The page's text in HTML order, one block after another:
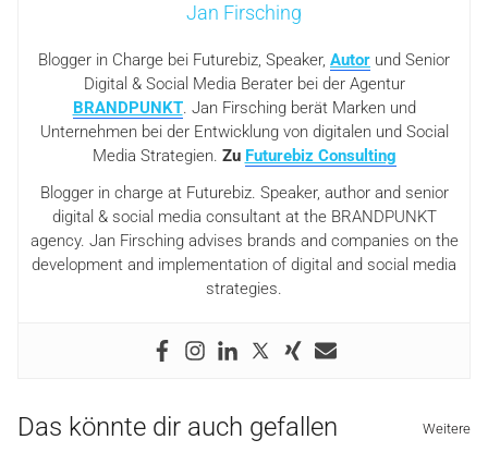
Jan Firsching
Blogger in Charge bei Futurebiz, Speaker, Autor und Senior
Digital & Social Media Berater bei der Agentur
BRANDPUNKT. Jan Firsching berät Marken und
Unternehmen bei der Entwicklung von digitalen und Social
Media Strategien. Zu Futurebiz Consulting
Blogger in charge at Futurebiz. Speaker, author and senior
digital & social media consultant at the BRANDPUNKT
agency. Jan Firsching advises brands and companies on the
development and implementation of digital and social media
strategies.
Das könnte dir auch gefallen Weitere